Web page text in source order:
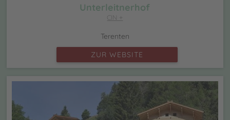
Unterleitnerhof
CIN +
Terenten
ZUR WEBSITE